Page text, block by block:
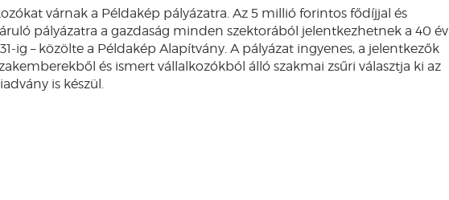
várnak a Példakép pályázatra. Az 5 millió forintos fődíjjal és
pályázatra a gazdaság minden szektorából jelentkezhetnek a 40 év
ig – közölte a Példakép Alapítvány. A pályázat ingyenes, a jelentkezők
és ismert vállalkozókból álló szakmai zsűri választja ki az
is készül.